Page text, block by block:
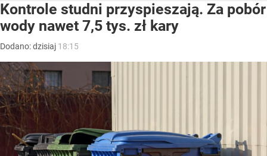
Kontrole studni przyspieszają. Za pobór
wody nawet 7,5 tys. zł kary
Dodano:dzisiaj 18:15